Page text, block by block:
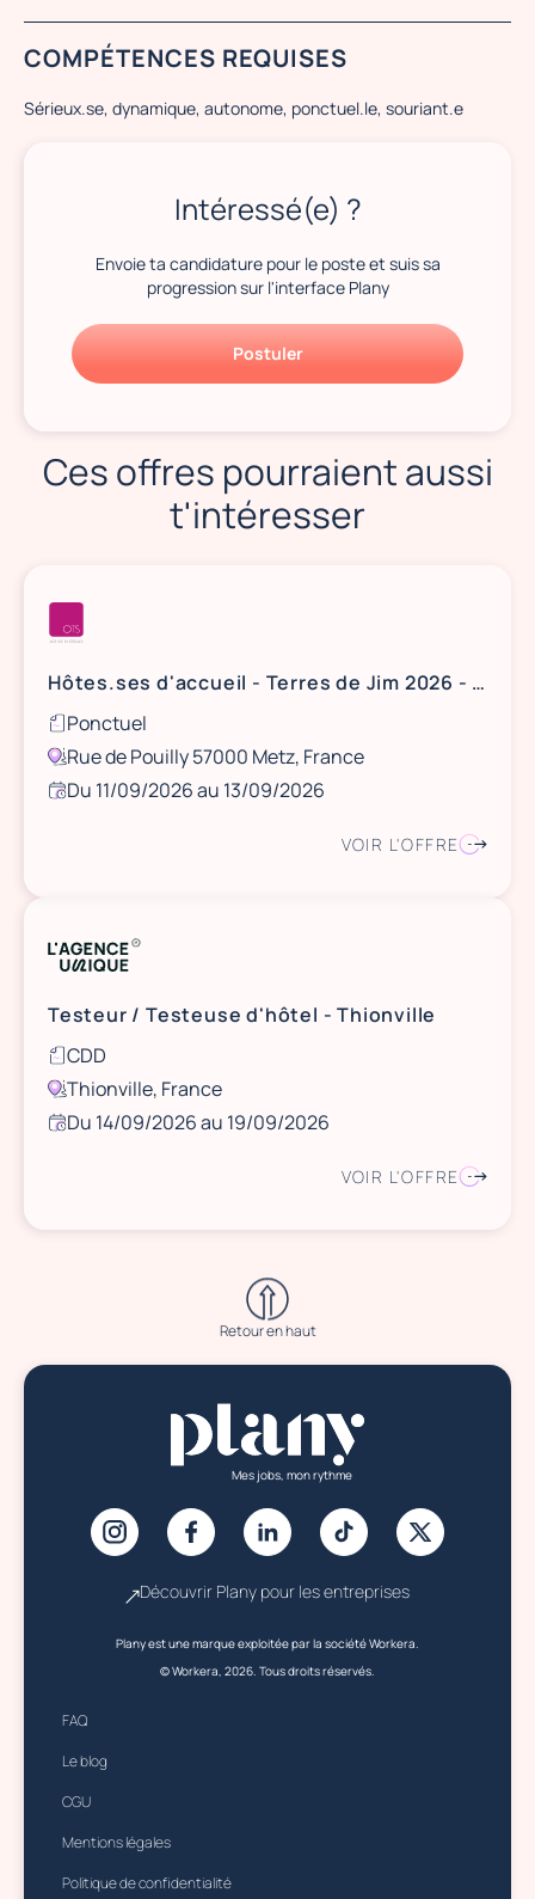
COMPÉTENCES REQUISES
Sérieux.se, dynamique, autonome, ponctuel.le, souriant.e
Intéressé(e) ?
Envoie ta candidature pour le poste et suis sa
progression sur l'interface Plany
Postuler
Ces offres pourraient aussi
t'intéresser
Hôtes.ses d'accueil - Terres de Jim 2026 - Metz
Ponctuel
Rue de Pouilly 57000 Metz, France
Du 11/09/2026 au 13/09/2026
VOIR L'OFFRE
Testeur / Testeuse d'hôtel - Thionville
CDD
Thionville, France
Du 14/09/2026 au 19/09/2026
VOIR L'OFFRE
Retour en haut
Mes jobs, mon rythme
Découvrir Plany pour les entreprises
Plany est une marque exploitée par la société Workera.
© Workera, 2026. Tous droits réservés.
FAQ
Le blog
CGU
Mentions légales
Politique de confidentialité